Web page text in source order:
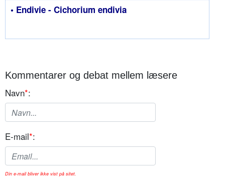
• Endivie - Cichorium endivia
Kommentarer og debat mellem læsere
Navn*:
E-mail*:
Din e-mail bliver ikke vist på sitet.